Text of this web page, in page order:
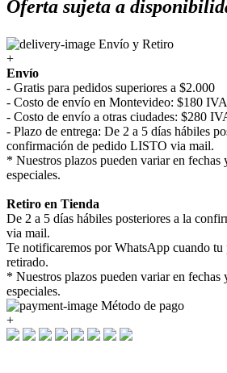
Oferta sujeta a
Envío y Retiro
+
Envío
- Gratis para pedidos superiores a $2.000
- Costo de envío en Montevideo: $180
- Costo de envío a otras ciudades: $280
- Plazo de entrega: De 2 a 5 días hábiles
confirmación de pedido LISTO via mail.
* Nuestros plazos pueden variar en fechas
especiales.
Retiro en Tienda
De 2 a 5 días hábiles posteriores a la
via mail.
Te notificaremos por WhatsApp cuando tu
retirado.
* Nuestros plazos pueden variar en fechas
especiales.
Método de pago
+